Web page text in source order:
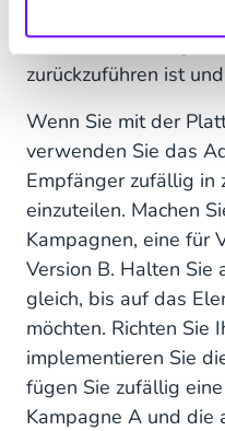
können, dass das
die von Ihnen
zurückzuführen ist
Wenn Sie mit der
verwenden Sie das
Empfänger zufällig in
einzuteilen. Machen
Kampagnen, eine für
Version B. Halten Sie
gleich, bis auf das
möchten. Richten Sie
implementieren Sie
fügen Sie zufällig
Kampagne A und die